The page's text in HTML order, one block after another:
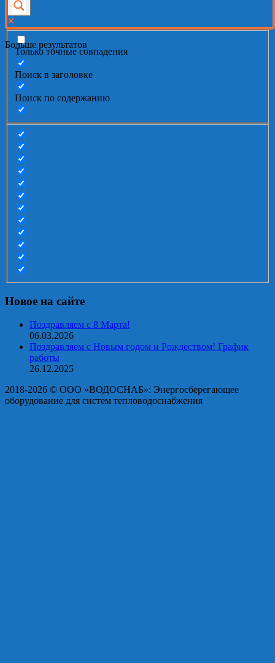
Больше результатов
Только точные совпадения
Поиск в заголовке
Поиск по содержанию
Новое на сайте
Поздравляем с 8 Марта!
06.03.2026
Поздравляем с Новым годом и Рождеством! График
работы
26.12.2025
2018-2026 © OOO «ВОДОСНАБ»: Энергосберегающее
оборудование для систем тепловодоснабжения